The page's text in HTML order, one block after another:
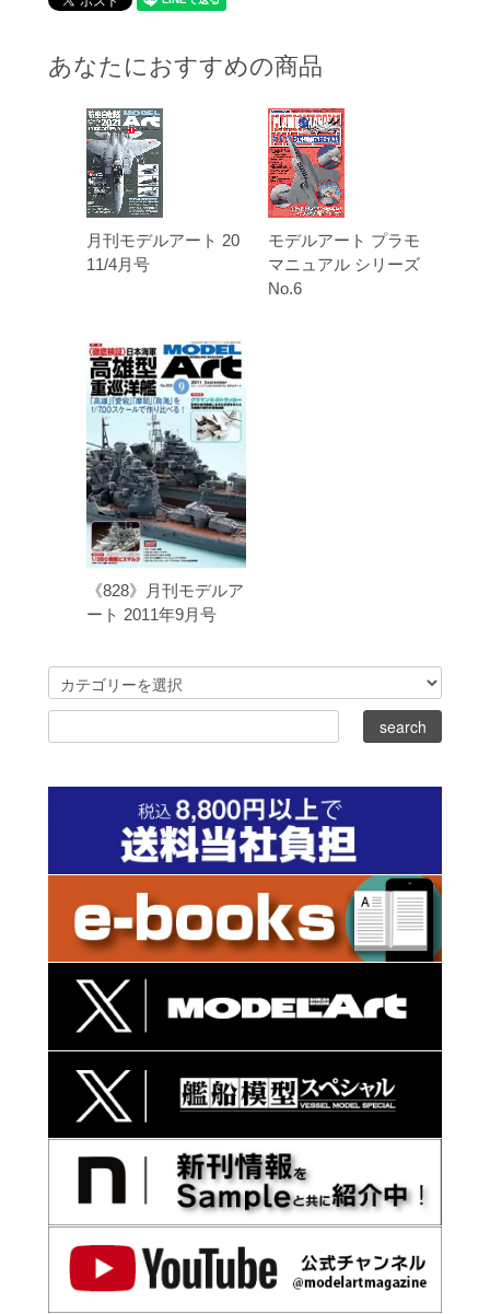
あなたにおすすめの商品
月刊モデルアート 20
11/4月号
モデルアート プラモ
マニュアル シリーズ
No.6
《828》月刊モデルア
ート 2011年9月号